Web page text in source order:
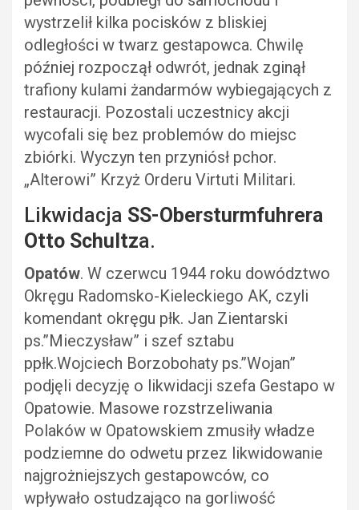
wystrzelił kilka pocisków z bliskiej
odległości w twarz gestapowca. Chwilę
później rozpoczął odwrót, jednak zginął
trafiony kulami żandarmów wybiegających z
restauracji. Pozostali uczestnicy akcji
wycofali się bez problemów do miejsc
zbiórki. Wyczyn ten przyniósł pchor.
„Alterowi” Krzyż Orderu Virtuti Militari.
Likwidacja SS-Obersturmfuhrera
Otto Schultza.
Opatów. W czerwcu 1944 roku dowództwo
Okręgu Radomsko-Kieleckiego AK, czyli
komendant okręgu płk. Jan Zientarski
ps.”Mieczysław” i szef sztabu
ppłk.Wojciech Borzobohaty ps.”Wojan”
podjęli decyzję o likwidacji szefa Gestapo w
Opatowie. Masowe rozstrzeliwania
Polaków w Opatowskiem zmusiły władze
podziemne do odwetu przez likwidowanie
najgrożniejszych gestapowców, co
wpływało ostudzająco na gorliwość